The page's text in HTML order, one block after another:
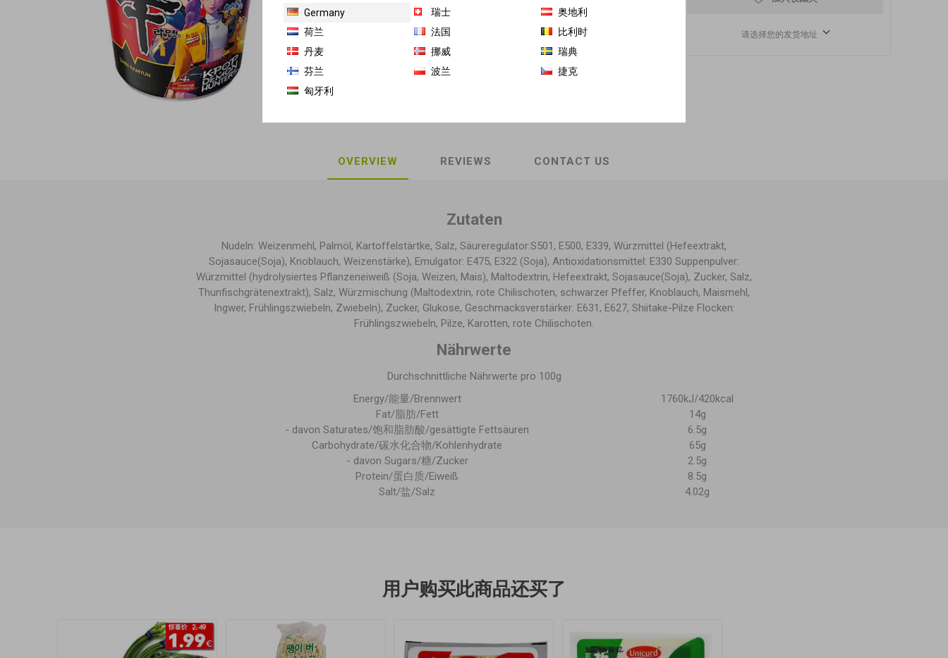
商品库存单位（SKU）: GH-FB-12479
请选择您的发货地址
OVERVIEW REVIEWS CONTACT US
Zutaten
Nudeln: Weizenmehl, Palmöl, Kartoffelstärtke, Salz, Säureregulator:S501, E500, E339, Würzmittel (Hefeextrakt,
Sojasauce(Soja), Knoblauch, Weizenstärke), Emulgator: E475, E322 (Soja), Antioxidationsmittel: E330 Suppenpulver:
Würzmittel (hydrolysiertes Pflanzeneiweiß (Soja, Weizen, Mais), Maltodextrin, Hefeextrakt, Sojasauce(Soja), Zucker, Salz,
Thunfischgrätenextrakt), Salz, Würzmischung (Maltodextrin, rote Chilischoten, schwarzer Pfeffer, Knoblauch, Maismehl,
Ingwer, Frühlingszwiebeln, Zwiebeln), Zucker, Glukose, Geschmacksverstärker: E631, E627, Shiitake-Pilze Flocken:
Frühlingszwiebeln, Pilze, Karotten, rote Chilischoten.
Nährwerte
Durchschnittliche Nährwerte pro 100g
Energy/能量/Brennwert
1760kJ/420kcal
Fat/脂肪/Fett
14g
- davon Saturates/饱和脂肪酸/gesättigte Fettsäuren
6.5g
Carbohydrate/碳水化合物/Kohlenhydrate
65g
- davon Sugars/糖/Zucker
2.5g
Protein/蛋白质/Eiweiß
8.5g
Salt/盐/Salz
4.02g
用户购买此商品还买了
Germany 瑞士
奥地利
荷兰
法国
比利时
丹麦
挪威
瑞典
芬兰
波兰
捷克
匈牙利